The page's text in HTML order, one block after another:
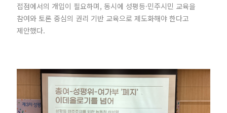
접점에서의 개입이 필요하며, 동시에 성평등·민주시민 교육을
참여와 토론 중심의 권리 기반 교육으로 제도화해야 한다고
제안했다.